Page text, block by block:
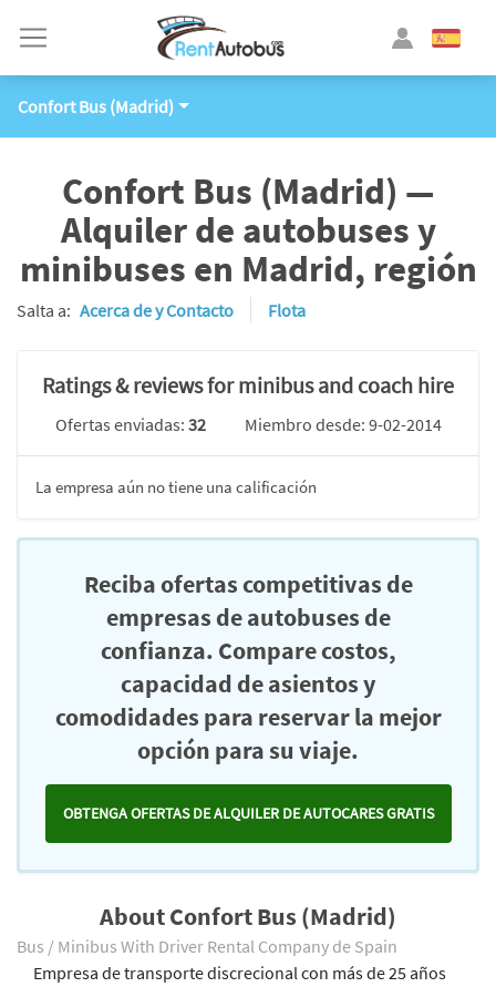
Confort Bus (Madrid)
Confort Bus (Madrid) —
Alquiler de autobuses y
minibuses en Madrid, región
Salta a: Acerca de y Contacto Flota
Ratings & reviews for minibus and coach hire
Ofertas enviadas: 32 Miembro desde: 9-02-2014
La empresa aún no tiene una calificación
Reciba ofertas competitivas de
empresas de autobuses de
confianza. Compare costos,
capacidad de asientos y
comodidades para reservar la mejor
opción para su viaje.
OBTENGA OFERTAS DE ALQUILER DE AUTOCARES GRATIS
About Confort Bus (Madrid)
Bus / Minibus With Driver Rental Company de Spain
Empresa de transporte discrecional con más de 25 años